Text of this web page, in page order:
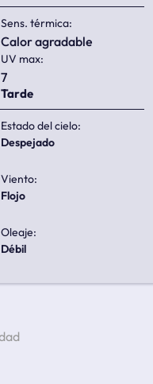
Sens. térmica:
calor agradable
UV max:
7
Tarde
Estado del cielo:
despejado
Viento:
flojo
Oleaje:
débil